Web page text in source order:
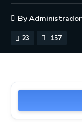
ByAdministrador
23 157